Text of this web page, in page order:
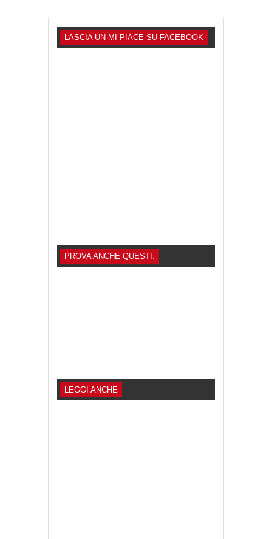
LASCIA UN MI PIACE SU FACEBOOK
PROVA ANCHE QUESTI:
LEGGI ANCHE